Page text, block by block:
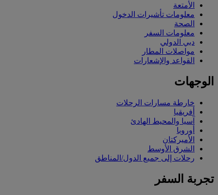
الأمتعة
معلومات تأشيرات الدخول
الصحة
معلومات السفر
دبي الدولي
مواصلات المطار
القواعد والإشعارات
الوجهات
خارطة مسارات الرحلات
أفريقيا
آسيا والمحيط الهادئ
أوروبا
الأميركتان
الشرق الأوسط
رحلات إلى جميع الدول/المناطق
تجربة السفر